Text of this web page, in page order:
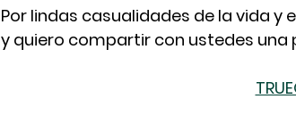
Por lindas casualidades de la vida
y quiero compartir con ustedes una